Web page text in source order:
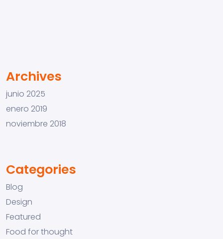
Archives
junio 2025
enero 2019
noviembre 2018
Categories
Blog
Design
Featured
Food for thought